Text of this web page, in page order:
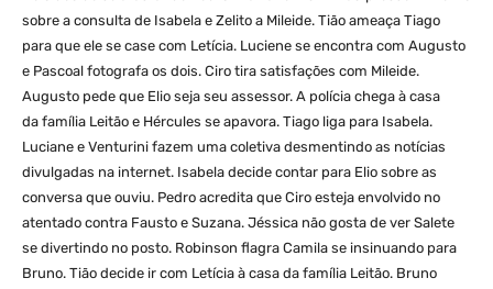
sobre a consulta de Isabela e Zelito a Mileide. Tião ameaça Tiago
para que ele se case com Letícia. Luciene se encontra com Augusto
e Pascoal fotografa os dois. Ciro tira satisfações com Mileide.
Augusto pede que Elio seja seu assessor. A polícia chega à casa
da família Leitão e Hércules se apavora. Tiago liga para Isabela.
Luciane e Venturini fazem uma coletiva desmentindo as notícias
divulgadas na internet. Isabela decide contar para Elio sobre as
conversa que ouviu. Pedro acredita que Ciro esteja envolvido no
atentado contra Fausto e Suzana. Jéssica não gosta de ver Salete
se divertindo no posto. Robinson flagra Camila se insinuando para
Bruno. Tião decide ir com Letícia à casa da família Leitão. Bruno